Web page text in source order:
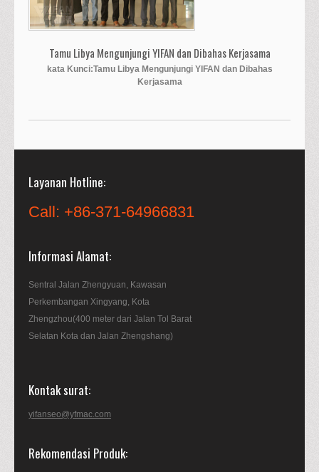
Tamu Libya Mengunjungi YIFAN dan Dibahas Kerjasama
kata Kunci:Tamu Libya Mengunjungi YIFAN dan Dibahas
Kerjasama
Layanan Hotline
Call: +86-371-64966831
Informasi Alamat
Sentral Jalan Zhengyuan, Kawasan
Perkembangan Xingyang, Kota
Zhengzhou(400 meter dari Jalan Tol Barat
Selatan Kota dan Jalan Zhengshang)
Kontak surat
yifanseo@yfmac.com
Rekomendasi Produk